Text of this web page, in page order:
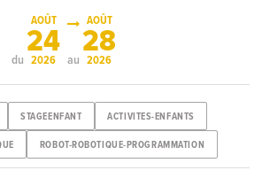
du
AOÛT
24
2026 au
AOÛT
28
2026
STAGEENFANT ACTIVITES-ENFANTS
ROBOT-ROBOTIQUE-PROGRAMMATION